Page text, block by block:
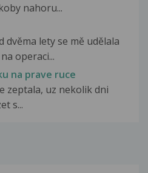
nahoru...
lety se mě udělala
operaci...
na prave ruce
zeptala, uz nekolik dni
s...